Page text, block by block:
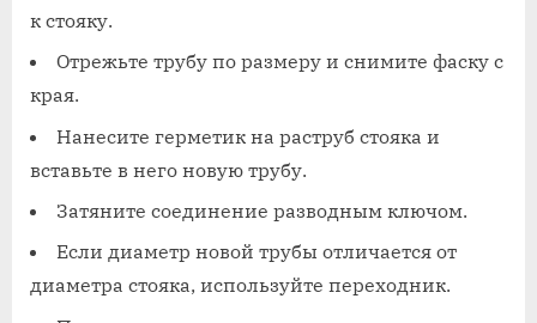
к стояку.
Отрежьте трубу по размеру и снимите фаску с
края.
Нанесите герметик на раструб стояка и
вставьте в него новую трубу.
Затяните соединение разводным ключом.
Если диаметр новой трубы отличается от
диаметра стояка‚ используйте переходник.